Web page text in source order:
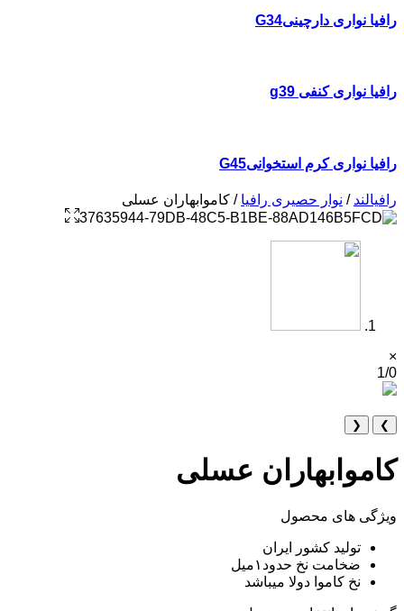
رافیا نواری دارچینیG34
رافیا نواری کنفی g39
رافیا نواری کرم استخوانیG45
رافیالند / نوار حصیری رافیا / کاموابهاران عسلی
×
1/0
❯
❮
کاموابهاران عسلی
ویژگی های محصول
تولید کشور ایران
ضخامت نخ حدود۱میل
نخ کاموا دولا میباشد